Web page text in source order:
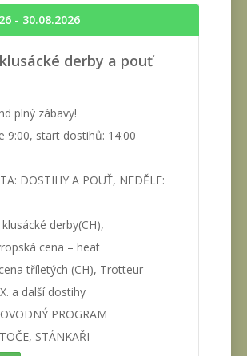
- 30.08.2026
derby a pouť
plný zábavy!
9:00, start dostihů: 14:00
DOSTIHY A POUŤ, NEDĚLE:
derby(CH),
cena – heat
tříletých (CH), Trotteur
a další dostihy
PROGRAM
STÁNKAŘI